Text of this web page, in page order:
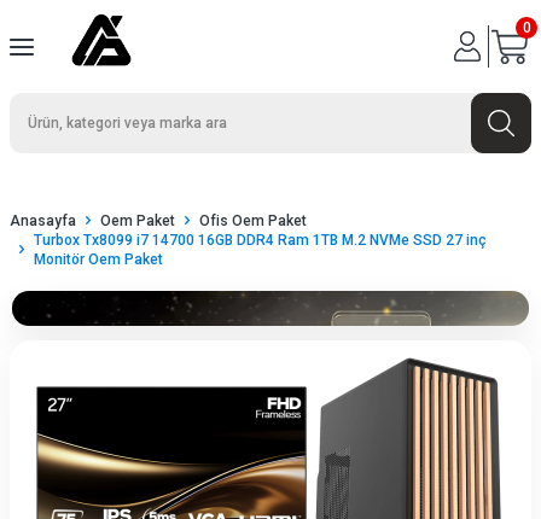
0
Anasayfa Oem Paket
Ofis Oem Paket
Turbox Tx8099 i7 14700 16GB DDR4 Ram 1TB M.2 NVMe SSD 27 inç
Monitör Oem Paket